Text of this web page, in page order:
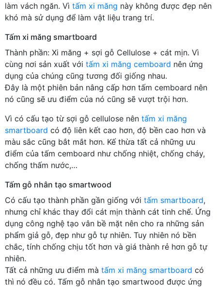
làm vách ngăn. Vì tấm xi măng này không được đẹp nên
khó mà sử dụng để làm vật liệu trang trí.
Tấm xi măng smartboard
Thành phần: Xi măng + sợi gỗ Cellulose + cát mịn. Vì
cùng nơi sản xuất với tấm xi măng cemboard nên ứng
dụng của chúng cũng tương đối giống nhau.
Đây là một phiên bản nâng cấp hơn tấm cemboard nên
nó cũng sẽ ưu điểm của nó cũng sẽ vượt trội hơn.
Vì có cấu tạo từ sợi gỗ cellulose nên tấm xi măng
smartboard có độ liên kết cao hơn, độ bền cao hơn và
màu sắc cũng bắt mắt hơn. Kế thừa tất cả những ưu
điểm của tấm cemboard như chống nhiệt, chống cháy,
chống thấm nước,…
Tấm gỗ nhân tạo smartwood
Có cấu tạo thành phần gần giống với tấm smartboard,
nhưng chỉ khác thay đổi cát mịn thành cát tinh chế. Ứng
dụng công nghệ tạo vân bề mặt nên cho ra những sản
phẩm giả gỗ, đẹp như gỗ tự nhiên. Tuy nhiên nó bền
chắc, tính chống chịu tốt hơn và giá thành rẻ hơn gỗ tự
nhiên.
Tất cả những ưu điểm mà tấm xi măng smartboard có
thì nó đều có. Tấm gỗ nhân tạo smartwood được ứng